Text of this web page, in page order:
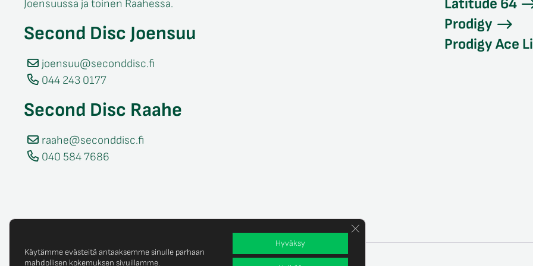
Joensuussa ja toinen Raahessa.
Second Disc Joensuu
joensuu@seconddisc.fi
044 243 0177
Second Disc Raahe
raahe@seconddisc.fi
040 584 7686
Latitude 64
Prodigy
Prodigy Ace
Käytämme evästeitä antaaksemme sinulle parhaan
mahdollisen kokemuksen sivuillamme.
Hyväksy
Sulje evästebanneri